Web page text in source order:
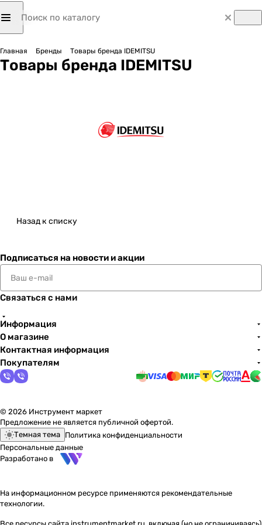
Главная Бренды Товары бренда IDEMITSU
Товары бренда IDEMITSU
Назад к списку
Подписаться на новости и акции
Связаться с нами
Информация
О магазине
Контактная информация
Покупателям
© 2026 Инструмент маркет
Предложение не является публичной офертой.
Темная тема Политика конфиденциальности
Персональные данные
Разработано в
На информационном ресурсе применяются рекомендательные
технологии.